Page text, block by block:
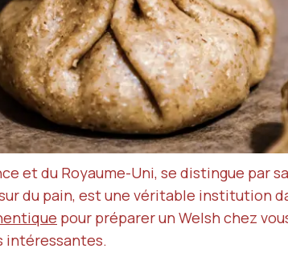
et du Royaume-Uni, se distingue par
du pain, est une véritable institution
pour préparer un Welsh chez
intéressantes.